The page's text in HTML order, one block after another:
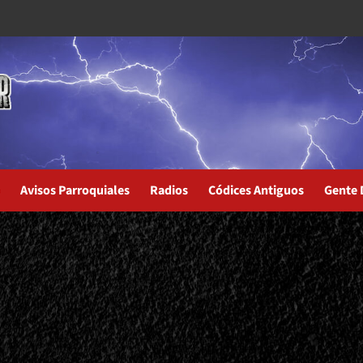
Avisos Parroquiales Radios Códices Antiguos Gente